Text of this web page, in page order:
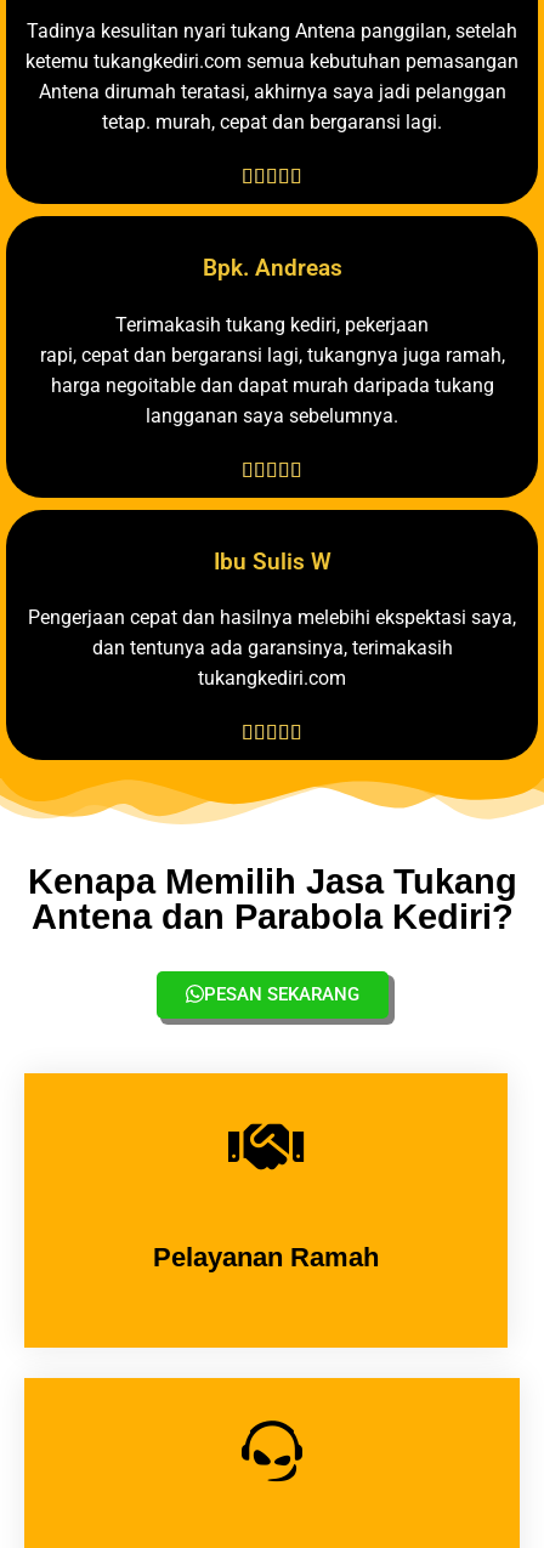
Tadinya kesulitan nyari tukang Antena panggilan, setelah
ketemu tukangkediri.com semua kebutuhan pemasangan
Antena dirumah teratasi, akhirnya saya jadi pelanggan
tetap. murah, cepat dan bergaransi lagi.
    
Bpk. Andreas
Terimakasih tukang kediri, pekerjaan
rapi, cepat dan bergaransi lagi, tukangnya juga ramah,
harga negoitable dan dapat murah daripada tukang
langganan saya sebelumnya.
    
Ibu Sulis W
Pengerjaan cepat dan hasilnya melebihi ekspektasi saya,
dan tentunya ada garansinya, terimakasih
tukangkediri.com
    
Kenapa Memilih Jasa Tukang
Antena dan Parabola Kediri?
PESAN SEKARANG
Pelayanan Ramah